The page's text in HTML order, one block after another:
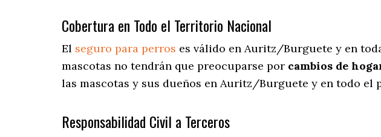
Cobertura en Todo el Territorio Nacional
El seguro para perros es válido en Auritz/Burguete y en
mascotas no tendrán que preocuparse por cambios de
las mascotas y sus dueños en Auritz/Burguete y en todo el
Responsabilidad Civil a Terceros